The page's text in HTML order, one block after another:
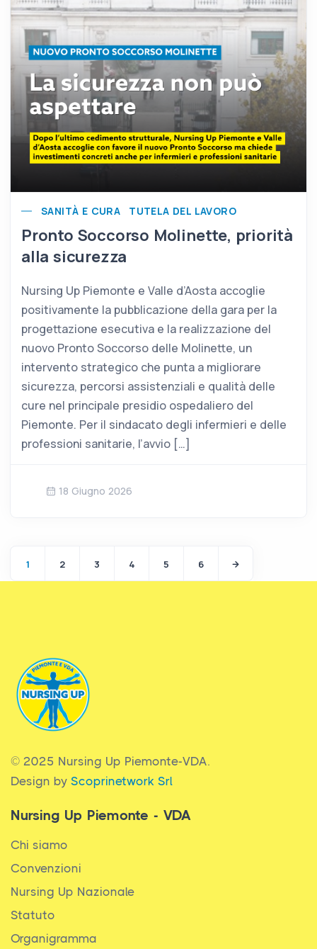
SANITÀ E CURA TUTELA DEL LAVORO
Pronto Soccorso Molinette, priorità
alla sicurezza
Nursing Up Piemonte e Valle d’Aosta accoglie
positivamente la pubblicazione della gara per la
progettazione esecutiva e la realizzazione del
nuovo Pronto Soccorso delle Molinette, un
intervento strategico che punta a migliorare
sicurezza, percorsi assistenziali e qualità delle
cure nel principale presidio ospedaliero del
Piemonte. Per il sindacato degli infermieri e delle
professioni sanitarie, l’avvio […]
18 Giugno 2026
1 2 3 4 5 6
© 2025 Nursing Up Piemonte-VDA.
Design by Scoprinetwork Srl
Nursing Up Piemonte - VDA
Chi siamo
Convenzioni
Nursing Up Nazionale
Statuto
Organigramma